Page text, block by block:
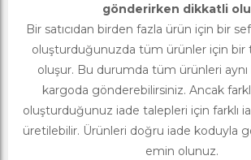
gönderirken dikkatli
Bir satıcıdan birden fazla ürün için bir
oluşturduğunuzda tüm ürünler için bir
oluşur. Bu durumda tüm ürünleri
kargoda gönderebilirsiniz. Ancak
oluşturduğunuz iade talepleri için farklı
üretilebilir. Ürünleri doğru iade koduyla
emin olunuz.